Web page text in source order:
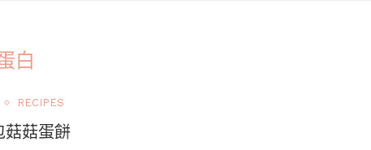
白
RECIPES
菇菇蛋餅